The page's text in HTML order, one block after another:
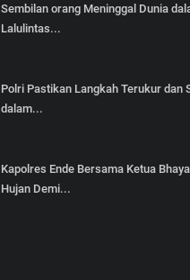
Sembilan orang Meninggal Dunia
Lalulintas...
Polri Pastikan Langkah Terukur dan
dalam...
Kapolres Ende Bersama Ketua
Hujan Demi...